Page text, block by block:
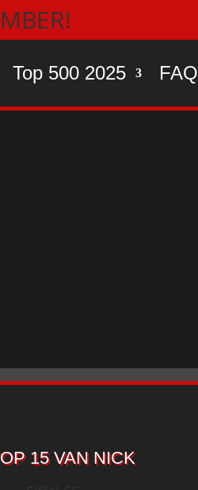
Top 500 2025 FAQ
15 VAN NICK